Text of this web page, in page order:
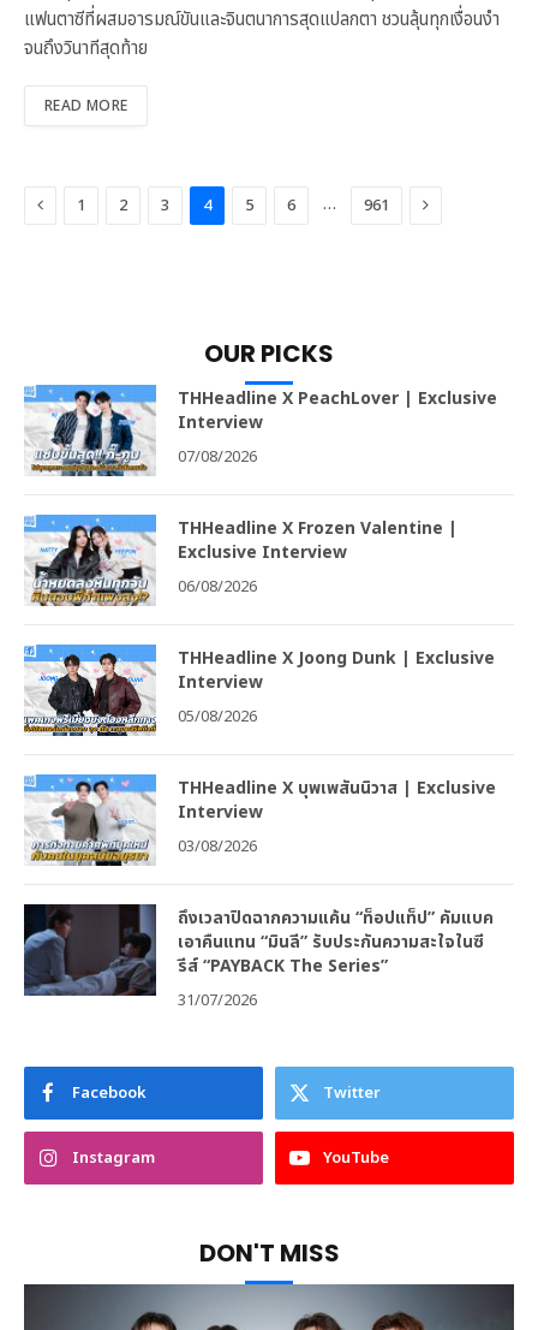
แฟนตาซีที่ผสมอารมณ์ขันและจินตนาการสุดแปลกตา ชวนลุ้นทุกเงื่อนงำ
จนถึงวินาทีสุดท้าย
READ MORE
Previous
1 2 3 4 5 6 … 961 Next
OUR PICKS
THHeadline X PeachLover | Exclusive
Interview
07/08/2026
THHeadline X Frozen Valentine |
Exclusive Interview
06/08/2026
THHeadline X Joong Dunk | Exclusive
Interview
05/08/2026
THHeadline X บุพเพสันนิวาส | Exclusive
Interview
03/08/2026
ถึงเวลาปิดฉากความแค้น “ท็อปแท็ป” คัมแบค
เอาคืนแทน “มินลี” รับประกันความสะใจในซี
รีส์ “PAYBACK The Series”
31/07/2026
Facebook Twitter
Instagram YouTube
DON'T MISS